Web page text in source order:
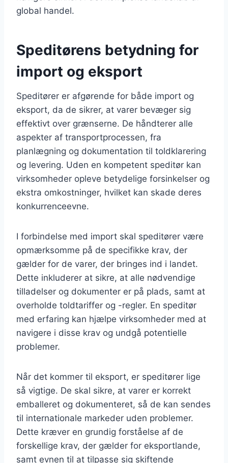
global handel.
Speditørens betydning for
import og eksport
Speditører er afgørende for både import og
eksport, da de sikrer, at varer bevæger sig
effektivt over grænserne. De håndterer alle
aspekter af transportprocessen, fra
planlægning og dokumentation til toldklarering
og levering. Uden en kompetent speditør kan
virksomheder opleve betydelige forsinkelser og
ekstra omkostninger, hvilket kan skade deres
konkurrenceevne.
I forbindelse med import skal speditører være
opmærksomme på de specifikke krav, der
gælder for de varer, der bringes ind i landet.
Dette inkluderer at sikre, at alle nødvendige
tilladelser og dokumenter er på plads, samt at
overholde toldtariffer og -regler. En speditør
med erfaring kan hjælpe virksomheder med at
navigere i disse krav og undgå potentielle
problemer.
Når det kommer til eksport, er speditører lige
så vigtige. De skal sikre, at varer er korrekt
emballeret og dokumenteret, så de kan sendes
til internationale markeder uden problemer.
Dette kræver en grundig forståelse af de
forskellige krav, der gælder for eksportlande,
samt evnen til at tilpasse sig skiftende